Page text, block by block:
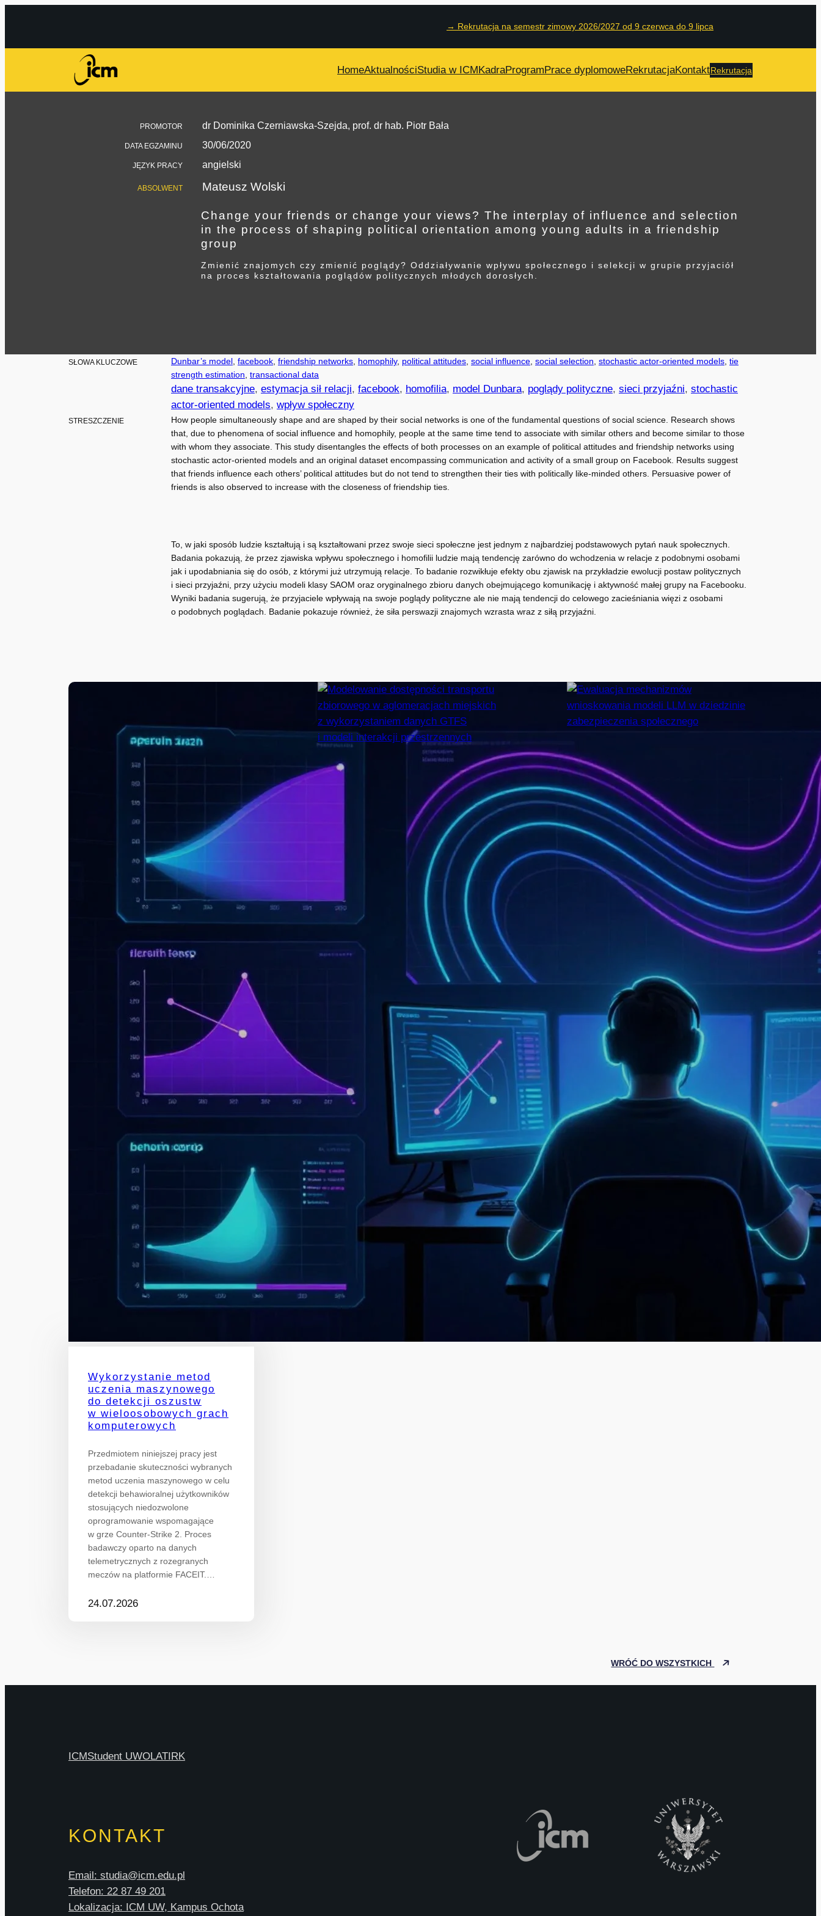
→ Rekrutacja na semestr zimowy 2026/2027 od 9 czerwca do 9 lipca
HomeAktualnościStudia w ICMKadraProgramPrace dyplomoweRekrutacjaKontaktRekrutacja
PROMOTOR dr Dominika Czerniawska-Szejda, prof. dr hab. Piotr Bała
DATA EGZAMINU 30/06/2020
JĘZYK PRACY angielski
ABSOLWENT Mateusz Wolski
Change your friends or change your views? The interplay of influence and selection
in the process of shaping political orientation among young adults in a friendship
group
Zmienić znajomych czy zmienić poglądy? Oddziaływanie wpływu społecznego i selekcji w grupie przyjaciół
na proces kształtowania poglądów politycznych młodych dorosłych.
SŁOWA KLUCZOWE Dunbar’s model, facebook, friendship networks, homophily, political attitudes, social influence, social selection, stochastic actor-oriented models, tie
strength estimation, transactional data
dane transakcyjne, estymacja sił relacji, facebook, homofilia, model Dunbara, poglądy polityczne, sieci przyjaźni, stochastic
actor-oriented models, wpływ społeczny
STRESZCZENIE
How people simultaneously shape and are shaped by their social networks is one of the fundamental questions of social science. Research shows
that, due to phenomena of social influence and homophily, people at the same time tend to associate with similar others and become similar to those
with whom they associate. This study disentangles the effects of both processes on an example of political attitudes and friendship networks using
stochastic actor-oriented models and an original dataset encompassing communication and activity of a small group on Facebook. Results suggest
that friends influence each others’ political attitudes but do not tend to strengthen their ties with politically like-minded others. Persuasive power of
friends is also observed to increase with the closeness of friendship ties.
To, w jaki sposób ludzie kształtują i są kształtowani przez swoje sieci społeczne jest jednym z najbardziej podstawowych pytań nauk społecznych.
Badania pokazują, że przez zjawiska wpływu społecznego i homofilii ludzie mają tendencję zarówno do wchodzenia w relacje z podobnymi osobami
jak i upodabniania się do osób, z którymi już utrzymują relacje. To badanie rozwikłuje efekty obu zjawisk na przykładzie ewolucji postaw politycznych
i sieci przyjaźni, przy użyciu modeli klasy SAOM oraz oryginalnego zbioru danych obejmującego komunikację i aktywność małej grupy na Facebooku.
Wyniki badania sugerują, że przyjaciele wpływają na swoje poglądy polityczne ale nie mają tendencji do celowego zacieśniania więzi z osobami
o podobnych poglądach. Badanie pokazuje również, że siła perswazji znajomych wzrasta wraz z siłą przyjaźni.
Wykorzystanie metod
uczenia maszynowego
do detekcji oszustw
w wieloosobowych grach
komputerowych
Przedmiotem niniejszej pracy jest
przebadanie skuteczności wybranych
metod uczenia maszynowego w celu
detekcji behawioralnej użytkowników
stosujących niedozwolone
oprogramowanie wspomagające
w grze Counter-Strike 2. Proces
badawczy oparto na danych
telemetrycznych z rozegranych
meczów na platformie FACEIT.…
24.07.2026
Modelowanie dostępności
transportu zbiorowego
w aglomeracjach
z wykorzystaniem
danych GTFS i modeli
interakcji przestrzennych
Dostępność transportu zbiorowego
decyduje o tym, w jakim stopniu
mieszkańcy miast mogą rzeczywiście
korzystać z miejsc pracy, usług
i innych zasobów przestrzennych.
Sama obecność przystanków, linii lub
rozkładów jazdy nie wystarcza jednak
do oceny tej dostępności, ponieważ…
25.06.2026
Ewaluacja mechanizmów
wnioskowania modeli
LLM w dziedzinie
zabezpieczenia
społecznego
Praca ocenia empirycznie wpływ
trzech technik promptowania
na trafność klasyfikacji wniosków
o świadczenia społeczne
przez lokalne modele językowe
mierzoną miarą F1 macro. Są to few-
shot, Chain-of-Thought
oraz dostarczenie kryteriów
(8-12B parametrów)…
25.06.2026
WRÓĆ DO WSZYSTKICH
ICMStudent UWOLAT IRK
KONTAKT
Email: studia@icm.edu.pl
Telefon: 22 87 49 201
Lokalizacja: ICM UW, Kampus Ochota